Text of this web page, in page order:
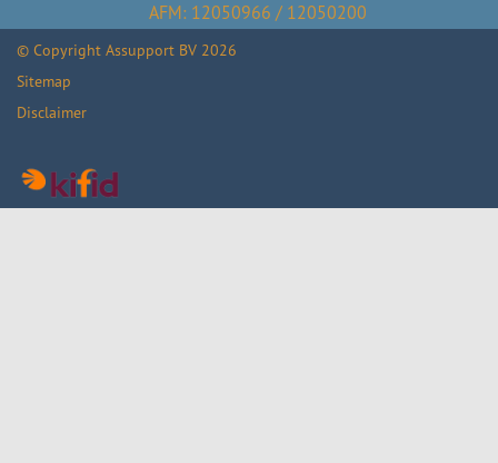
AFM: 12050966 / 12050200
© Copyright Assupport BV 2026
Sitemap
Disclaimer